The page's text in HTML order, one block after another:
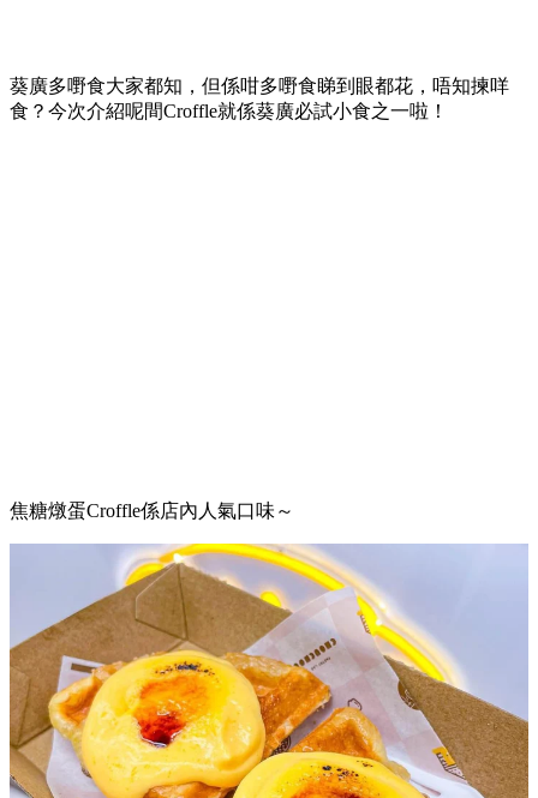
葵廣多嘢食大家都知，但係咁多嘢食睇到眼都花，唔知揀咩
食？今次介紹呢間Croffle就係葵廣必試小食之一啦！
焦糖燉蛋Croffle係店內人氣口味～